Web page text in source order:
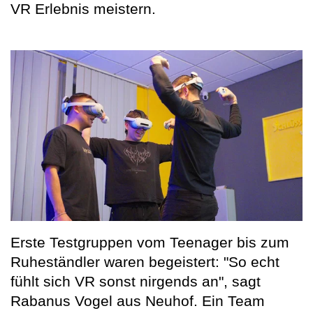
VR Erlebnis meistern.
Erste Testgruppen vom Teenager bis zum
Ruheständler waren begeistert: "So echt
fühlt sich VR sonst nirgends an", sagt
Rabanus Vogel aus Neuhof. Ein Team